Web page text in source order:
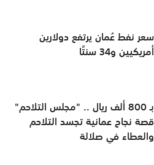
سعر نفط عُمان يرتفع دولارين
أمريكيين و34 سنتًا
بـ 800 ألف ريال .. "مجلس التلاحم"
قصة نجاح عمانية تجسد التلاحم
والعطاء في صلالة